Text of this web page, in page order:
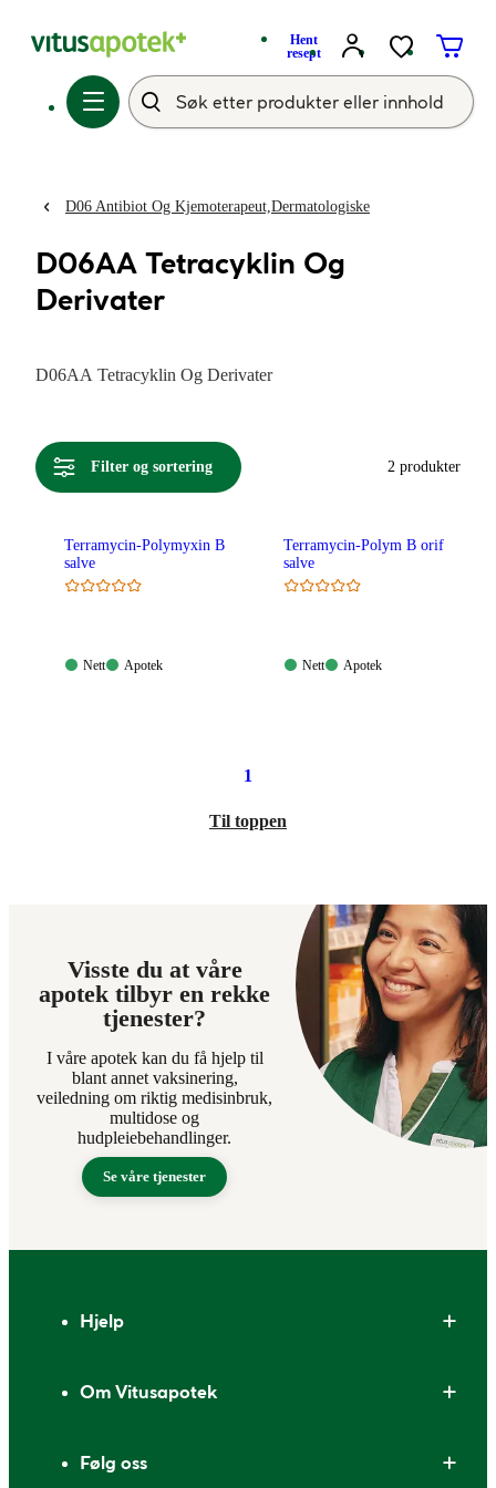
Hent
resept
D06 Antibiot Og Kjemoterapeut,Dermatologiske
D06AA Tetracyklin Og
Derivater
D06AA Tetracyklin Og Derivater
Filter og sortering 2 produkter
Terramycin-Polymyxin B
salve
Nett:
Nett
Apotek:
Apotek
Terramycin-Polym B orif
salve
Nett:
Nett
Apotek:
Apotek
1
Til toppen
Visste du at våre
apotek tilbyr en rekke
tjenester?
I våre apotek kan du få hjelp til
blant annet vaksinering,
veiledning om riktig medisinbruk,
multidose og
hudpleiebehandlinger.
Se våre tjenester
Hjelp
Om Vitusapotek
Følg oss